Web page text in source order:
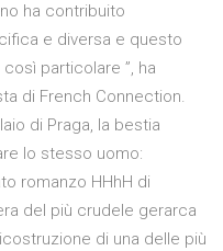
ha contribuito
e diversa e questo
particolare ”, ha
di French Connection.
di Praga, la bestia
lo stesso uomo:
romanzo HHhH di
del più crudele gerarca
di una delle più